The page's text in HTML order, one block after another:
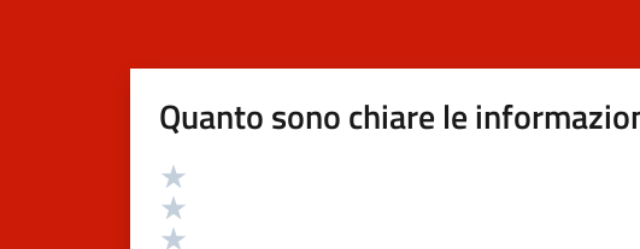
Quanto sono chiare le
Valutazione